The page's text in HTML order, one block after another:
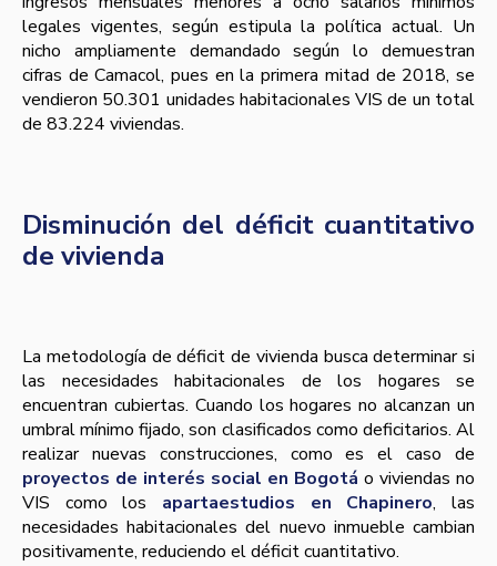
legales vigentes, según estipula la política actual. Un
nicho ampliamente demandado según lo demuestran
cifras de Camacol, pues en la primera mitad de 2018, se
vendieron 50.301 unidades habitacionales VIS de un total
de 83.224 viviendas.
Disminución del déficit cuantitativo
de vivienda
La metodología de déficit de vivienda busca determinar si
las necesidades habitacionales de los hogares se
encuentran cubiertas. Cuando los hogares no alcanzan un
umbral mínimo fijado, son clasificados como deficitarios. Al
realizar nuevas construcciones, como es el caso de
proyectos de interés social en Bogotá o viviendas no
VIS como los apartaestudios en Chapinero, las
necesidades habitacionales del nuevo inmueble cambian
positivamente, reduciendo el déficit cuantitativo.